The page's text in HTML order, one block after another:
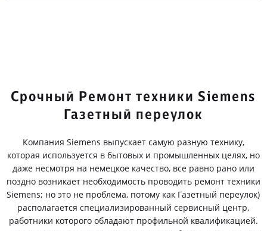
Срочный Ремонт техники Siemens
Газетный переулок
Компания Siemens выпускает самую разную технику,
которая используется в бытовых и промышленных целях, но
даже несмотря на немецкое качество, все равно рано или
поздно возникает необходимость проводить ремонт техники
Siemens; но это не проблема, потому как Газетный переулок)
располагается специализированный сервисный центр,
работники которого обладают профильной квалификацией.